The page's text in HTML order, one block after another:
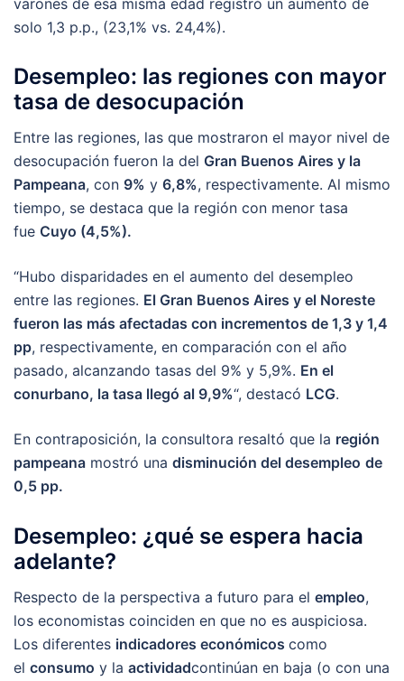
solo 1,3 p.p., (23,1% vs. 24,4%).
Desempleo: las regiones con mayor
tasa de desocupación
Entre las regiones, las que mostraron el mayor nivel de
desocupación fueron la del Gran Buenos Aires y la
Pampeana, con 9% y 6,8%, respectivamente. Al mismo
tiempo, se destaca que la región con menor tasa
fue Cuyo (4,5%).
“Hubo disparidades en el aumento del desempleo
entre las regiones. El Gran Buenos Aires y el Noreste
fueron las más afectadas con incrementos de 1,3 y 1,4
pp, respectivamente, en comparación con el año
pasado, alcanzando tasas del 9% y 5,9%. En el
conurbano, la tasa llegó al 9,9%“, destacó LCG.
En contraposición, la consultora resaltó que la región
pampeana mostró una disminución del desempleo de
0,5 pp.
Desempleo: ¿qué se espera hacia
adelante?
Respecto de la perspectiva a futuro para el empleo,
los economistas coinciden en que no es auspiciosa.
Los diferentes indicadores económicos como
el consumo y la actividadcontinúan en baja (o con una